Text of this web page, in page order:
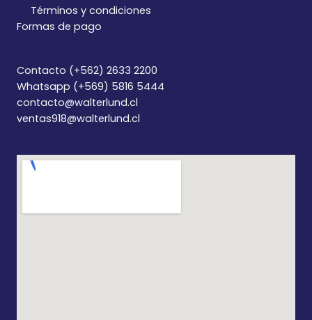
Términos y condiciones
Formas de pago
Contacto (+562) 2633 2200
Whatsapp (+569) 5816 5444
contacto@walterlund.cl
ventas918@walterlund.cl